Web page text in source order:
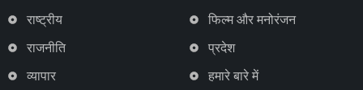
राष्ट्रीय
राजनीति
व्यापार
फिल्म और मनोरंजन
प्रदेश
हमारे बारे में